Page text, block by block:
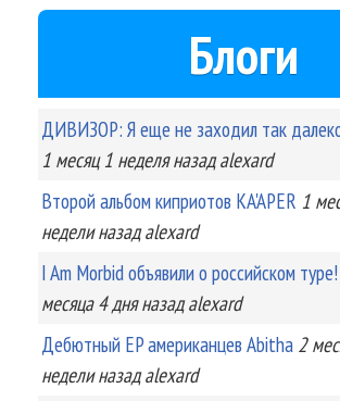
Блоги
ДИВИЗОР: Я еще не заходил так
1 месяц 1 неделяназад alexard
Второй альбом киприотов KA'APER 1
неделиназад alexard
I Am Morbid объявили о российском туре!
месяца 4 дняназад alexard
Дебютный EP американцев Abitha 2
неделиназад alexard